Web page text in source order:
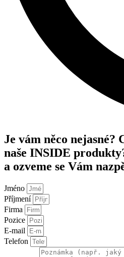
Je vám něco nejasné?
naše INSIDE
a ozveme se Vám
Jméno
Příjmení
Firma
Pozice
E-mail
Telefon